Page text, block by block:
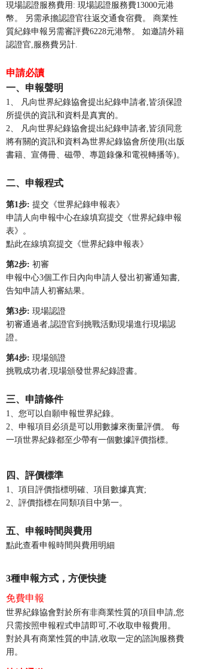
現場認證服務費用 : 現場認證服務費13000元港
幣。
另需承擔認證官往返交通食宿費。
商業性
質紀錄申報另需審評費6228元港幣。 如邀請外籍
認證官,服務費另計.
申請必讀
一、申報聲明
1、 凡向世界紀錄協會提出紀錄申請者,皆須保證
所提供的資訊和資料是真實的。
2、 凡向世界紀錄協會提出紀錄申請者,皆須同意
將有關的資訊和資料為世界紀錄協會所使用(出版
書籍、宣傳冊、磁帶、專題錄像和電視轉播等)。
二、申報程式
第1步: 提交《世界紀錄申報表》
申請人向申報中心在線填寫提交《世界紀錄申報
表》。
點此在線填寫提交《世界紀錄申報表》
第2步: 初審
申報中心3個工作日內向申請人發出初審通知書,
告知申請人初審結果。
第3步: 現場認證
初審通過者,認證官到挑戰活動現場進行現場認
證。
第4步: 現場頒證
挑戰成功者,現場頒發世界紀錄證書。
三、申請條件
1、您可以自願申報世界紀錄。
2、申報項目必須是可以用數據來衡量評價。 每
一項世界紀錄都至少帶有一個數據評價指標。
四、評價標準
1、項目評價指標明確、項目數據真實;
2、評價指標在同類項目中第一。
五、申報時間與費用
點此查看申報時間與費用明細
3種申報方式，方便快捷
免費申報
世界紀錄協會對於所有非商業性質的項目申請,您
只需按照申報程式申請即可,不收取申報費用。
對於具有商業性質的申請,收取一定的諮詢服務費
用。